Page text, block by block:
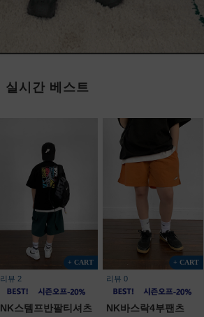
실시간 베스트
+ CART
리뷰 2
NK스템프반팔티셔츠
+ CART
리뷰 0
NK바스락4부팬츠